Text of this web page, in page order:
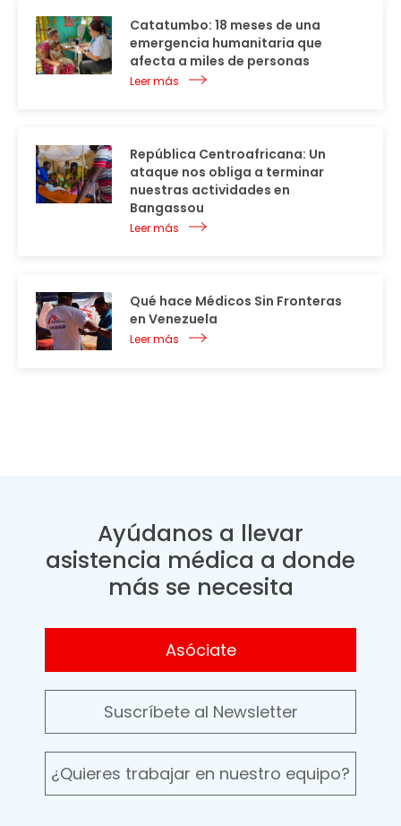
Catatumbo: 18 meses de una
emergencia humanitaria que
afecta a miles de personas
Leer más
República Centroafricana: Un
ataque nos obliga a terminar
nuestras actividades en
Bangassou
Leer más
Qué hace Médicos Sin Fronteras
en Venezuela
Leer más
Ayúdanos a llevar
asistencia médica a donde
más se necesita
Asóciate
Suscríbete al Newsletter
¿Quieres trabajar en nuestro equipo?